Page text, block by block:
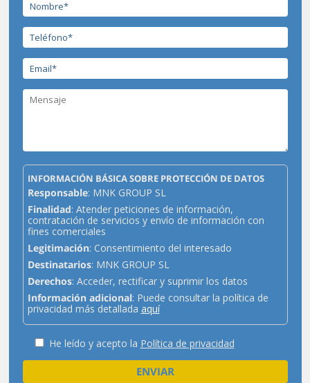
INFORMACIÓN BÁSICA SOBRE PROTECCIÓN DE DATOS
Responsable: MNK GROUP SL
Finalidad: Atender peticiones de información,
contratación de servicios y envío de información con
fines comerciales
Legitimación: Consentimiento del interesado
Destinatarios: MNK GROUP SL
Derechos: Acceder, rectificar y suprimir los datos
Información adicional: Puede consultar la política de
privacidad más detallada aquí
He leído y acepto la Política de privacidad